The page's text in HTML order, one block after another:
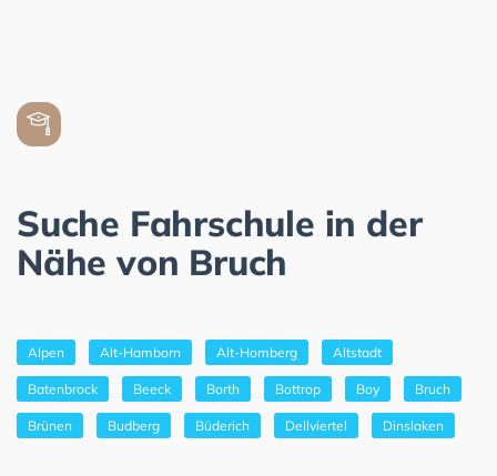
Suche Fahrschule in der
Nähe von Bruch
Alpen Alt-Hamborn Alt-Homberg Altstadt
Batenbrock Beeck Borth Bottrop Boy Bruch
Brünen Budberg Büderich Dellviertel Dinslaken